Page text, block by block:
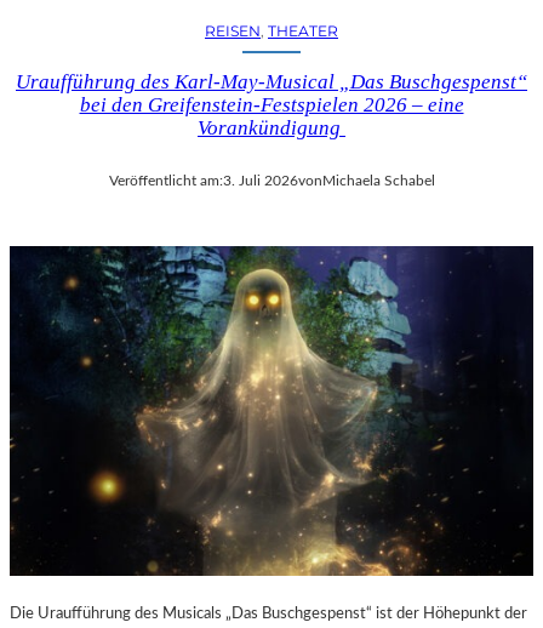
REISEN, THEATER
Uraufführung des Karl-May-Musical „Das Buschgespenst“
bei den Greifenstein-Festspielen 2026 – eine
Vorankündigung
Veröffentlicht am:3. Juli 2026vonMichaela Schabel
Die Uraufführung des Musicals „Das Buschgespenst“ ist der Höhepunkt der